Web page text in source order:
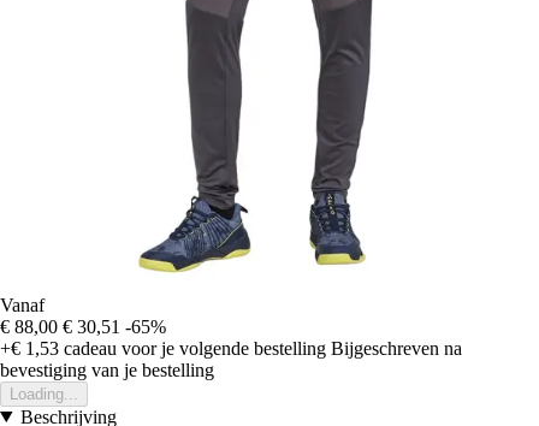
Vanaf
€ 88,00 € 30,51 -65%
+€ 1,53 cadeau voor je volgende bestelling Bijgeschreven na
bevestiging van je bestelling
Loading...
Beschrijving